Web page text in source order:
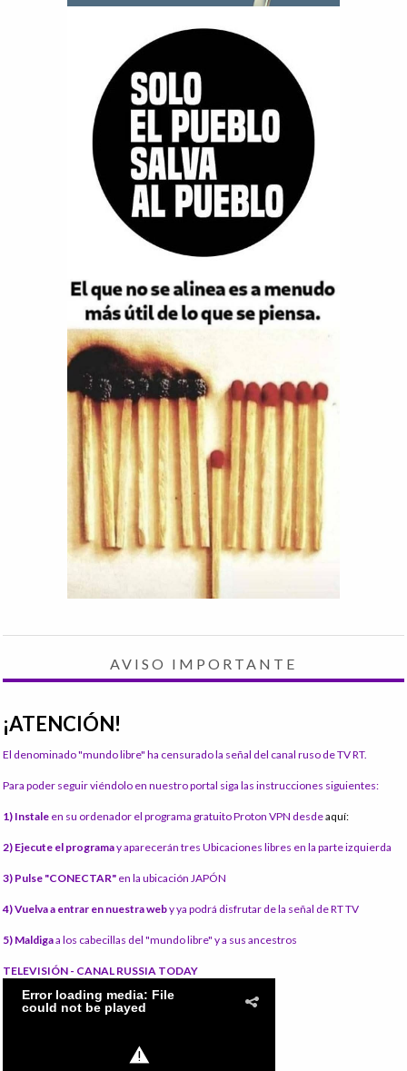
AVISO IMPORTANTE
¡ATENCIÓN!
El denominado "mundo libre" ha censurado la señal del canal ruso de TV RT.
Para poder seguir viéndolo en nuestro portal siga las instrucciones siguientes:
1) Instale en su ordenador el programa gratuito Proton VPN desdeaquí:
2) Ejecute el programay aparecerán tres Ubicaciones libres en la parte izquierda
3) Pulse "CONECTAR" en la ubicación JAPÓN
4) Vuelva a entrar en nuestra weby ya podrá disfrutar de la señal de RT TV
5) Maldigaa los cabecillas del "mundo libre" y a sus ancestros
TELEVISIÓN - CANAL RUSSIA TODAY